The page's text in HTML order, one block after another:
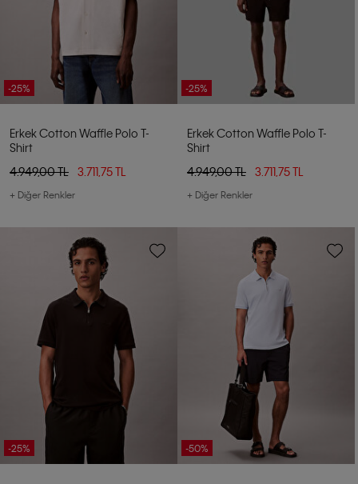
-25%
Erkek Cotton Waffle Polo T-
Shirt
4.949,00 TL
3.711,75 TL
+ Diğer Renkler
-25%
Erkek Cotton Waffle Polo T-
Shirt
4.949,00 TL
3.711,75 TL
+ Diğer Renkler
-25% -50%